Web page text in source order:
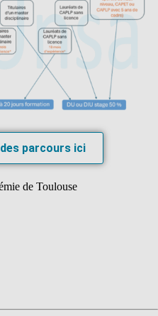
parcours ici
de Toulouse